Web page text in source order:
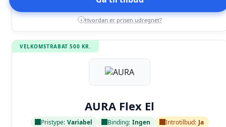
i Hvordan er prisen udregnet?
VELKOMSTRABAT 500 KR.
AURA Flex El
Pristype: Variabel Binding: Ingen Introtilbud: Ja